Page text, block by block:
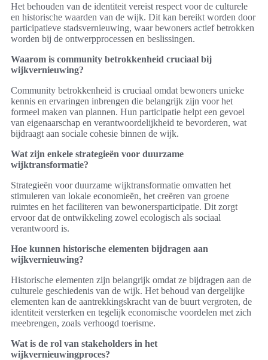
Het behouden van de identiteit vereist respect voor de culturele
en historische waarden van de wijk. Dit kan bereikt worden door
participatieve stadsvernieuwing, waar bewoners actief betrokken
worden bij de ontwerpprocessen en beslissingen.
Waarom is community betrokkenheid cruciaal bij
wijkvernieuwing?
Community betrokkenheid is cruciaal omdat bewoners unieke
kennis en ervaringen inbrengen die belangrijk zijn voor het
formeel maken van plannen. Hun participatie helpt een gevoel
van eigenaarschap en verantwoordelijkheid te bevorderen, wat
bijdraagt aan sociale cohesie binnen de wijk.
Wat zijn enkele strategieën voor duurzame
wijktransformatie?
Strategieën voor duurzame wijktransformatie omvatten het
stimuleren van lokale economieën, het creëren van groene
ruimtes en het faciliteren van bewonersparticipatie. Dit zorgt
ervoor dat de ontwikkeling zowel ecologisch als sociaal
verantwoord is.
Hoe kunnen historische elementen bijdragen aan
wijkvernieuwing?
Historische elementen zijn belangrijk omdat ze bijdragen aan de
culturele geschiedenis van de wijk. Het behoud van dergelijke
elementen kan de aantrekkingskracht van de buurt vergroten, de
identiteit versterken en tegelijk economische voordelen met zich
meebrengen, zoals verhoogd toerisme.
Wat is de rol van stakeholders in het
wijkvernieuwingproces?